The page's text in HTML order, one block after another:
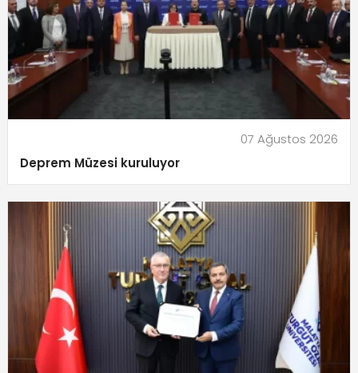
07 Ağustos 2026
Deprem Müzesi kuruluyor